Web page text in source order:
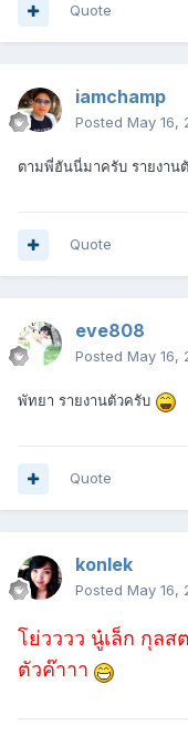
Quote
iamchamp
Posted May 16,
ตามพี่ฮันนี่มาครับ รายงาน
Quote
eve808
Posted May 16,
พัทยา รายงานตัวครับ
Quote
konlek
Posted May 16,
โย่วววว นู๋เล็ก กุลส
ตัวค๊าาา